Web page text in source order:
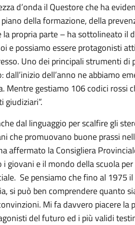
d’onda il Questore che ha
della formazione, della
la propria parte – ha sottolineato il
e possiamo essere protagonisti
Uno dei principali strumenti di
dall’inizio dell’anno ne abbiamo
Mentre gestiamo 106 codici rossi
giudiziari”.
dal linguaggio per scalfire gli
che promuovano buone prassi
affermato la Consigliera
giovani e il mondo della scuola
Se pensiamo che fino al 1975
si può ben comprendere quanto
Mi fa davvero piacere la
del futuro ed i più validi